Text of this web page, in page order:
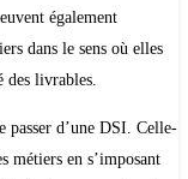
également
dans le sens où elles
livrables.
passer d’une DSI. Celle-
métiers en s’imposant